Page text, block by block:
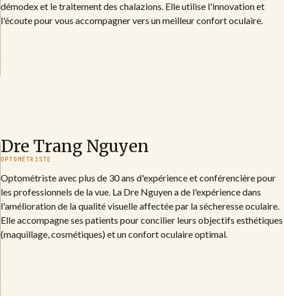
démodex et le traitement des chalazions. Elle utilise l'innovation et
l'écoute pour vous accompagner vers un meilleur confort oculaire.
Dre Trang Nguyen
OPTOMÉTRISTE
Optométriste avec plus de 30 ans d'expérience et conférencière pour
les professionnels de la vue. La Dre Nguyen a de l'expérience dans
l'amélioration de la qualité visuelle affectée par la sécheresse oculaire.
Elle accompagne ses patients pour concilier leurs objectifs esthétiques
(maquillage, cosmétiques) et un confort oculaire optimal.